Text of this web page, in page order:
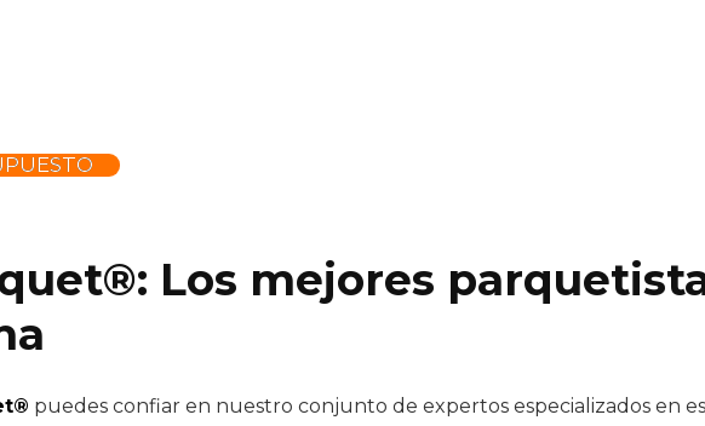
Los mejores
puedes confiar en nuestro conjunto de expertos especializados en